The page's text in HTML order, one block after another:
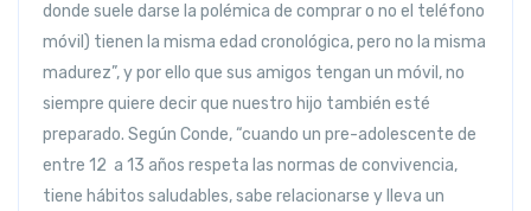
donde suele darse la polémica de comprar o no el teléfono
móvil) tienen la misma edad cronológica, pero no la misma
madurez”, y por ello que sus amigos tengan un móvil, no
siempre quiere decir que nuestro hijo también esté
preparado. Según Conde, “cuando un pre-adolescente de
entre 12 a 13 años respeta las normas de convivencia,
tiene hábitos saludables, sabe relacionarse y lleva un